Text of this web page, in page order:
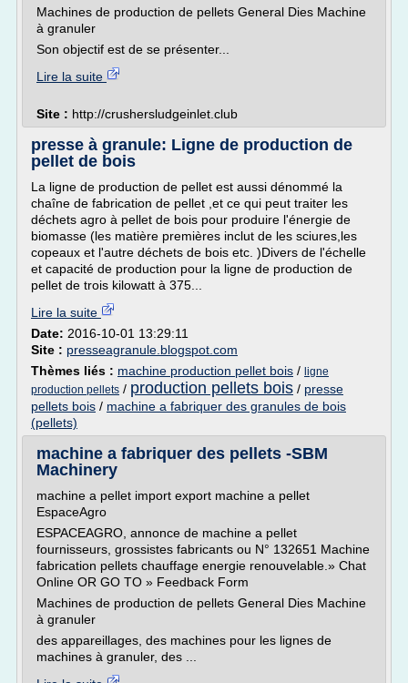
Machines de production de pellets General Dies Machine
à granuler
Son objectif est de se présenter...
Lire la suite
Site : http://crushersludgeinlet.club
presse à granule: Ligne de production de
pellet de bois
La ligne de production de pellet est aussi dénommé la
chaîne de fabrication de pellet ,et ce qui peut traiter les
déchets agro à pellet de bois pour produire l'énergie de
biomasse (les matière premières inclut de les sciures,les
copeaux et l'autre déchets de bois etc. )Divers de l'échelle
et capacité de production pour la ligne de production de
pellet de trois kilowatt à 375...
Lire la suite
Date: 2016-10-01 13:29:11
Site : presseagranule.blogspot.com
Thèmes liés : machine production pellet bois / ligne
production pellets / production pellets bois / presse
pellets bois / machine a fabriquer des granules de bois
(pellets)
machine a fabriquer des pellets -SBM
Machinery
machine a pellet import export machine a pellet
EspaceAgro
ESPACEAGRO, annonce de machine a pellet
fournisseurs, grossistes fabricants ou N° 132651 Machine
fabrication pellets chauffage energie renouvelable.» Chat
Online OR GO TO » Feedback Form
Machines de production de pellets General Dies Machine
à granuler
des appareillages, des machines pour les lignes de
machines à granuler, des ...